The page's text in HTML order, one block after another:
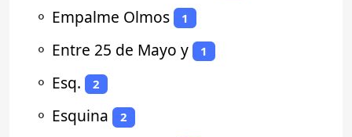
⚬ Empalme Olmos 1
⚬ Entre 25 de Mayo y 1
⚬ Esq. 2
⚬ Esquina 2